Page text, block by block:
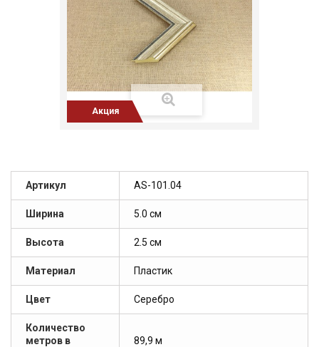
Акция
Артикул AS-101.04
Ширина 5.0 см
Высота 2.5 см
Материал Пластик
Цвет Серебро
Количество
метров в
89,9 м